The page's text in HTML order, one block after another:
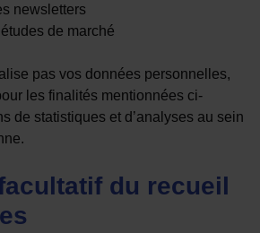
newsletters
de marché
pas vos données personnelles,
les finalités mentionnées ci-
de statistiques et d’analyses au sein
du recueil